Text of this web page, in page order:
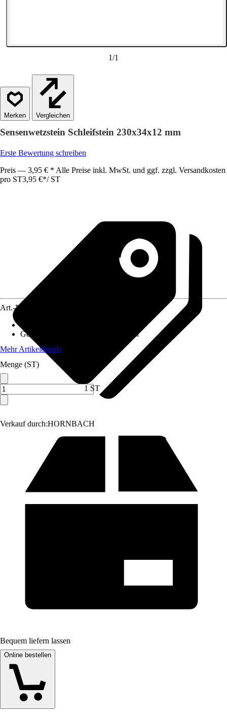
1/1
Vergleichen
Sensenwetzstein Schleifstein 230x34x12 mm
Erste Bewertung schreiben
Preis — 3,95 € * Alle Preise inkl. MwSt. und ggf. zzgl. Versandkosten
pro ST3,95 €*/ ST
Verkauf durch:HORNBACH
Art.-Nr.
Geeignet für
Landwirtschaftsbereich
Mehr Artikeldetails
Menge (ST)
1 ST
Bequem liefern lassen
Online bestellen